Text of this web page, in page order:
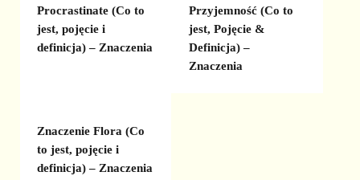
Procrastinate (Co to
jest, pojęcie i
definicja) – Znaczenia
Przyjemność (Co to
jest, Pojęcie &
Definicja) –
Znaczenia
Znaczenie Flora (Co
to jest, pojęcie i
definicja) – Znaczenia